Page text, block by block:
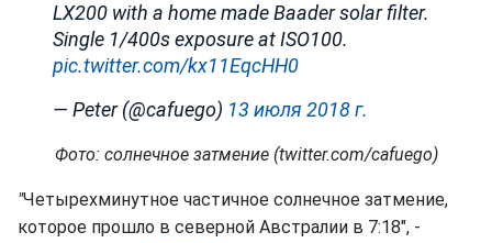
LX200 with a home made Baader solar filter.
Single 1/400s exposure at ISO100.
pic.twitter.com/kx11EqcHH0
— Peter (@cafuego) 13 июля 2018 г.
Фото: солнечное затмение (twitter.com/cafuego)
"Четырехминутное частичное солнечное затмение,
которое прошло в северной Австралии в 7:18", -